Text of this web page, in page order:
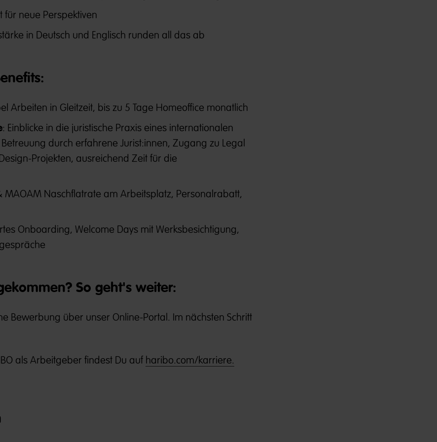
für neue Perspektiven
in Deutsch und Englisch runden all das ab
Arbeiten in Gleitzeit, bis zu 5 Tage Homeoffice monatlich
: Einblicke in die juristische Praxis eines internationalen
durch erfahrene Jurist:innen, Zugang zu Legal
Projekten, ausreichend Zeit für die
MAOAM Naschflatrate am Arbeitsplatz, Personalrabatt,
Onboarding, Welcome Days mit Werksbesichtigung,
So geht's weiter:
Bewerbung über unser Online-Portal. Im nächsten Schritt
als Arbeitgeber findest Du auf haribo.com/karriere.